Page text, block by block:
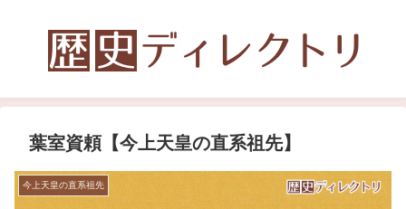
葉室資頼【今上天皇の直系祖先】
今上天皇の直系祖先